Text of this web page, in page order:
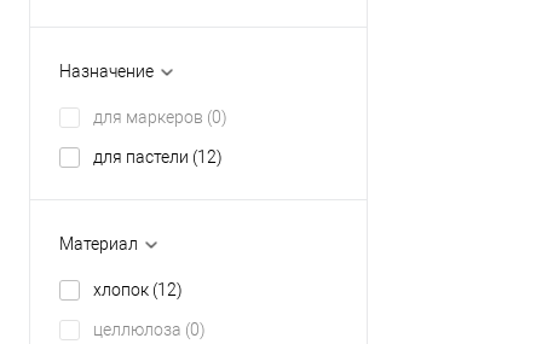
Назначение
для маркеров (0)
для пастели (12)
Материал
хлопок (12)
целлюлоза (0)